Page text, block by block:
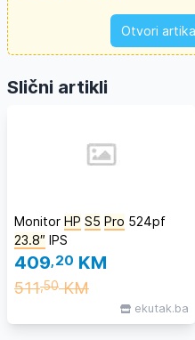
Otvori
Slični artikli
Monitor HP S5 Pro 524pf
23.8″ IPS
409,20 KM
511,50KM
ekutak.ba